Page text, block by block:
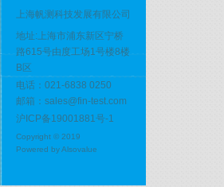
上海帆测科技发展有限公司
地址:上海市浦东新区宁桥
路615号由度工场1号楼8楼
B区
电话：021-6838 0250
邮箱：sales@fin-test.com
沪ICP备19001881号-1
Copyright © 2019
Powered byAlsovalue